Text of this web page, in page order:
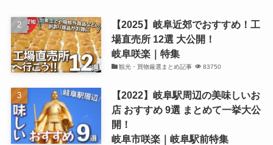
【2025】岐阜近郊でおすすめ！工
場直売所 12選 大公開！
岐阜咲楽｜特集
観光・買物厳選まとめ記事 83750
【2022】岐阜駅周辺の美味しいお
店 おすすめ 9選 まとめて一挙大公
開！
岐阜市咲楽｜岐阜駅前特集